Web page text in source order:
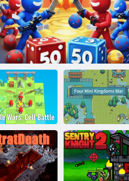
Ovládanie davu pomocou hodov kockami
Castle Wars:
Cell Battle
Vojna štyroch
minikráľovstiev